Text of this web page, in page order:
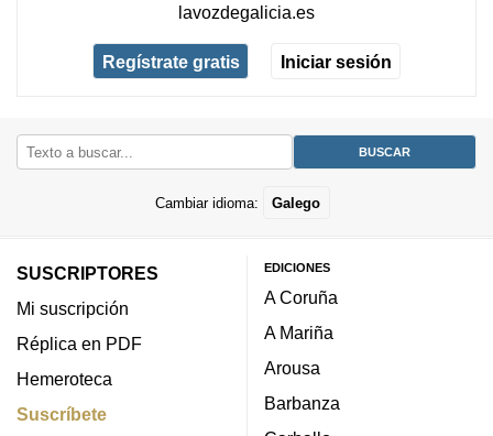
lavozdegalicia.es
Regístrate gratis Iniciar sesión
Cambiar idioma: Galego
SUSCRIPTORES
Mi suscripción
Réplica en PDF
Hemeroteca
Suscríbete
EDICIONES
A Coruña
A Mariña
Arousa
Barbanza